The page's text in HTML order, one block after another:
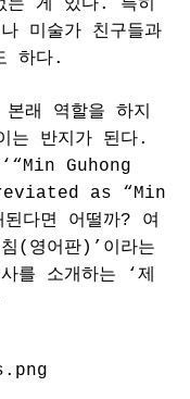
는 게 있다. 특히
미술가 친구들과
하다.
래 역할을 하지
는 반지가 된다.
Guhong
as “Min
다면 어떨까? 여
(영어판)’이라는
를 소개하는 ‘제